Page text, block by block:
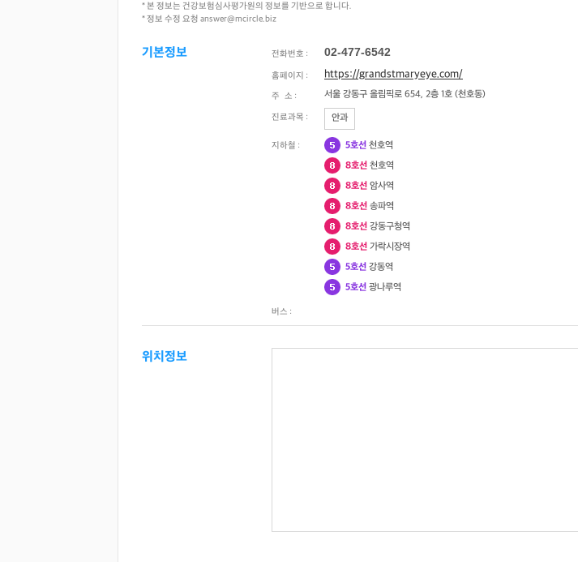
* 본 정보는 건강보험심사평가원의 정보를 기반으로 합니다.
* 정보 수정 요청 answer@mcircle.biz
기본정보 전화번호 : 02-477-6542
홈페이지 : https://grandstmaryeye.com/
주 소 : 서울 강동구 올림픽로 654, 2층 1호 (천호동)
진료과목 : 안과
지하철 : 5호선 천호역
8호선 천호역
8호선 암사역
8호선 송파역
8호선 강동구청역
8호선 가락시장역
5호선 강동역
5호선 광나루역
버스 :
위치정보